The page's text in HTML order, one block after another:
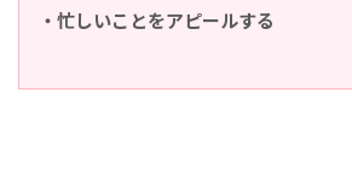
・忙しいことをアピールする